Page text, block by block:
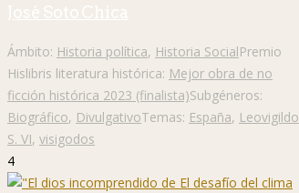
José Soto Chica
Ámbito: Historia política, Historia SocialPremio
Hislibris literatura histórica: Mejor obra de no
ficción histórica 2023 (finalista)Subgéneros:
Biográfico, DivulgativoTemas: España, Leovigildo
S. VI, visigodos
4